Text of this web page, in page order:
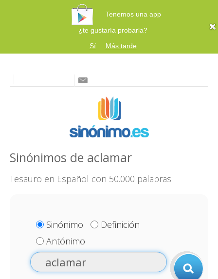
Tenemos una app
¿te gustaría probarla?
Sí
Más tarde
Sinónimos de aclamar
Tesauro en Español con 50.000 palabras
Sinónimo
Definición
Antónimo